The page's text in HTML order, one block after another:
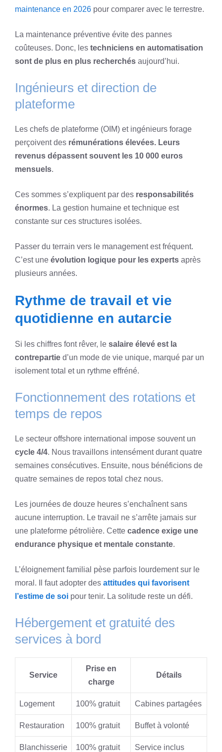
maintenance en 2026 pour comparer avec le terrestre.
La maintenance préventive évite des pannes
coûteuses. Donc, les techniciens en automatisation
sont de plus en plus recherchés aujourd’hui.
Ingénieurs et direction de
plateforme
Les chefs de plateforme (OIM) et ingénieurs forage
perçoivent des rémunérations élevées. Leurs
revenus dépassent souvent les 10 000 euros
mensuels.
Ces sommes s’expliquent par des responsabilités
énormes. La gestion humaine et technique est
constante sur ces structures isolées.
Passer du terrain vers le management est fréquent.
C’est une évolution logique pour les experts après
plusieurs années.
Rythme de travail et vie
quotidienne en autarcie
Si les chiffres font rêver, le salaire élevé est la
contrepartie d’un mode de vie unique, marqué par un
isolement total et un rythme effréné.
Fonctionnement des rotations et
temps de repos
Le secteur offshore international impose souvent un
cycle 4/4. Nous travaillons intensément durant quatre
semaines consécutives. Ensuite, nous bénéficions de
quatre semaines de repos total chez nous.
Les journées de douze heures s’enchaînent sans
aucune interruption. Le travail ne s’arrête jamais sur
une plateforme pétrolière. Cette cadence exige une
endurance physique et mentale constante.
L’éloignement familial pèse parfois lourdement sur le
moral. Il faut adopter des attitudes qui favorisent
l’estime de soi pour tenir. La solitude reste un défi.
Hébergement et gratuité des
services à bord
Service
Prise en
charge
Détails
Logement 100% gratuit Cabines partagées
Restauration 100% gratuit Buffet à volonté
Blanchisserie 100% gratuit Service inclus